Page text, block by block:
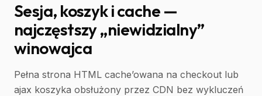
Sesja, koszyk i cache —
najczęstszy „niewidzialny”
winowajca
Pełna strona HTML cache’owana na checkout lub
ajax koszyka obsłużony przez CDN bez wykluczeń